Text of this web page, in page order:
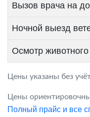
Вызов врача на
Ночной выезд
Осмотр животного
Цены указаны без
Цены
Полный прайс и все